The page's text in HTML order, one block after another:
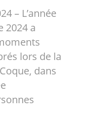
– L’année
2024 a
lors de la
dans